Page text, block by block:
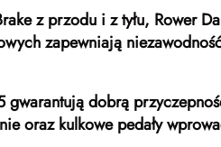
z przodu i z tyłu, Rower
zapewniają
gwarantują dobrą
oraz kulkowe pedały